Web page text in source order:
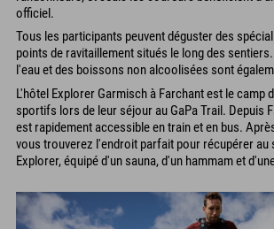
officiel.
Tous les participants peuvent déguster des
points de ravitaillement situés le long des
l'eau et des boissons non alcoolisées sont
L'hôtel Explorer Garmisch à Farchant est le camp
sportifs lors de leur séjour au GaPa Trail. Depuis
est rapidement accessible en train et en bus.
vous trouverez l'endroit parfait pour récupérer au
Explorer, équipé d'un sauna, d'un hammam et